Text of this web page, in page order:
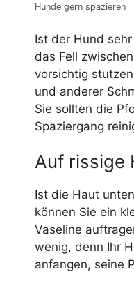
Hunde gern spazieren
Ist der Hund
das Fell
vorsichtig
und anderer
Sie sollten die
Spaziergang
Auf rissige
Ist die Haut
können Sie ein
Vaseline
wenig, denn Ihr
anfangen, seine